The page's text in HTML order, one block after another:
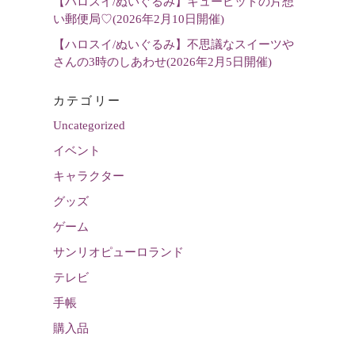
い郵便局♡(2026年2月10日開催)
【ハロスイ/ぬいぐるみ】不思議なスイーツや
さんの3時のしあわせ(2026年2月5日開催)
カテゴリー
Uncategorized
イベント
キャラクター
グッズ
ゲーム
サンリオピューロランド
テレビ
手帳
購入品